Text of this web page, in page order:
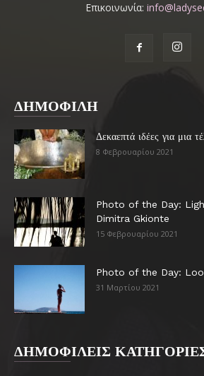
Επικοινωνία:
ΔΗΜΟΦΙΛΗ
Δεκαεπτά ιδέες για μια
8 Φεβρουαρίου 2021
Photo of the Day:
Dimitra Gkionte
15 Φεβρουαρίου 2021
Photo of the Day:
31 Μαρτίου 2021
ΔΗΜΟΦΙΛΕΙΣ